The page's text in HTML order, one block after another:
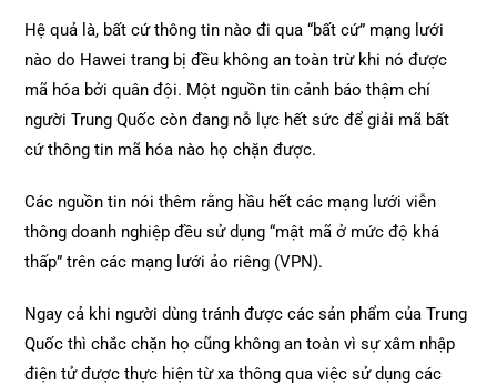
Hệ quả là, bất cứ thông tin nào đi qua “bất cứ” mạng lưới
nào do Hawei trang bị đều không an toàn trừ khi nó được
mã hóa bởi quân đội. Một nguồn tin cảnh báo thậm chí
người Trung Quốc còn đang nỗ lực hết sức để giải mã bất
cứ thông tin mã hóa nào họ chặn được.
Các nguồn tin nói thêm rằng hầu hết các mạng lưới viễn
thông doanh nghiệp đều sử dụng “mật mã ở mức độ khá
thấp” trên các mạng lưới ảo riêng (VPN).
Ngay cả khi người dùng tránh được các sản phẩm của Trung
Quốc thì chắc chặn họ cũng không an toàn vì sự xâm nhập
điện tử được thực hiện từ xa thông qua việc sử dụng các